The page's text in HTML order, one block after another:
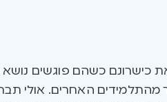
את כישרונם כשהם פוגשים
האחרים. אולי